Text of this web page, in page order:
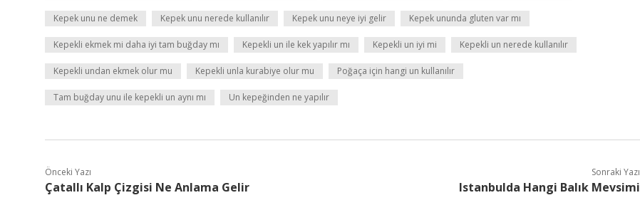
Kepek unu ne demek Kepek unu nerede kullanılır Kepek unu neye iyi gelir Kepek ununda gluten var mı
Kepekli ekmek mi daha iyi tam buğday mı Kepekli un ile kek yapılır mı Kepekli un iyi mi Kepekli un nerede kullanılır
Kepekli undan ekmek olur mu Kepekli unla kurabiye olur mu Poğaça için hangi un kullanılır
Tam buğday unu ile kepekli un aynı mı Un kepeğinden ne yapılır
Önceki Yazı
Çatallı Kalp Çizgisi Ne Anlama Gelir
Sonraki Yazı
Istanbulda Hangi Balık Mevsimi